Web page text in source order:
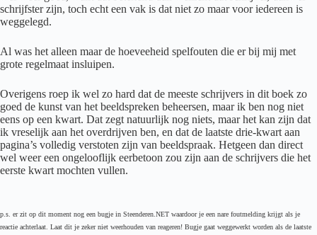
schrijfster zijn, toch echt een vak is dat niet zo maar voor iedereen is
weggelegd.
Al was het alleen maar de hoeveeheid spelfouten die er bij mij met
grote regelmaat insluipen.
Overigens roep ik wel zo hard dat de meeste schrijvers in dit boek zo
goed de kunst van het beeldspreken beheersen, maar ik ben nog niet
eens op een kwart. Dat zegt natuurlijk nog niets, maar het kan zijn dat
ik vreselijk aan het overdrijven ben, en dat de laatste drie-kwart aan
pagina’s volledig verstoten zijn van beeldspraak. Hetgeen dan direct
wel weer een ongelooflijk eerbetoon zou zijn aan de schrijvers die het
eerste kwart mochten vullen.
p.s. er zit op dit moment nog een bugje in Steenderen.NET waardoor je een nare foutmelding krijgt als je
reactie achterlaat. Laat dit je zeker niet weerhouden van reageren! Bugje gaat weggewerkt worden als de laatste